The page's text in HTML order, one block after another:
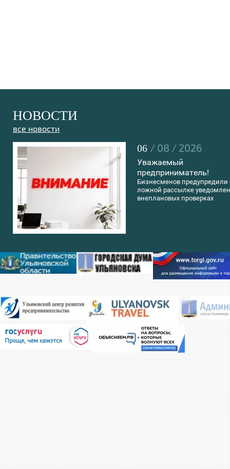
НОВОСТИ
все новости
06 / 08 / 2026
Уважаемый
предприниматель!
Бизнесменов предупредили
ложной рассылке
внеплановых проверках